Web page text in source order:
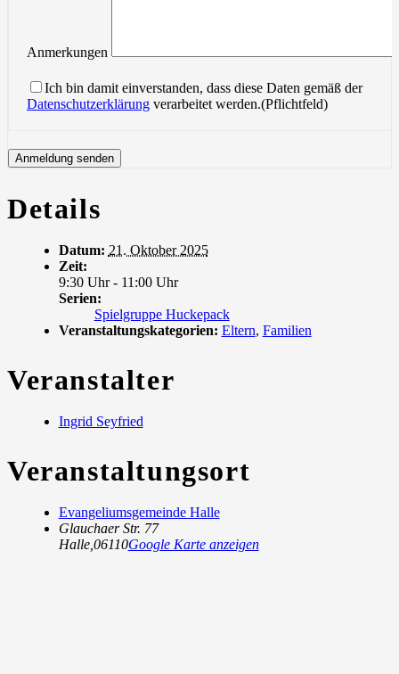
Anmerkungen
Ich bin damit einverstanden, dass diese Daten gemäß der
Datenschutzerklärung verarbeitet werden.(Pflichtfeld)
Details
Datum: 21. Oktober 2025
Zeit:
9:30 Uhr - 11:00 Uhr
Serien:
Spielgruppe Huckepack
Veranstaltungskategorien: Eltern, Familien
Veranstalter
Ingrid Seyfried
Veranstaltungsort
Evangeliumsgemeinde Halle
Glauchaer Str. 77
Halle, 06110Google Karte anzeigen